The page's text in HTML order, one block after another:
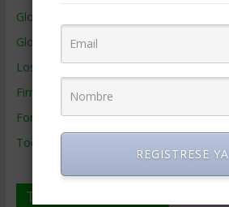
Glosario
Glosario Inglés – Español
Los mejores MBA
Firmas de Gerencia
Formación de Gerencia
Todos los Temas
Temas de Gerencia
REGISTRESE YA